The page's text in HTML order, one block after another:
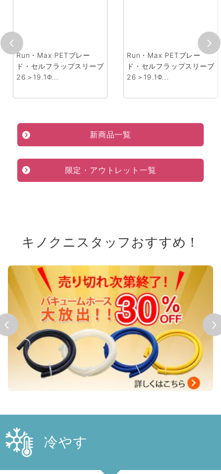
ピラーメ
52φ 2ホー
ド・セルフラップスリーブ
26＞19.1Φ...
Run・Max
ド・セルフ
26＞19.1Φ...
新商品一覧
限定・アウトレット一覧
キノクニスタッフおすすめ！
冷やす